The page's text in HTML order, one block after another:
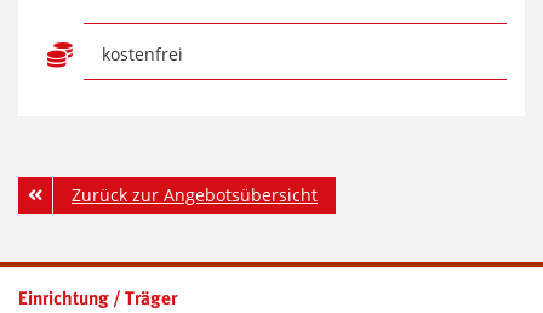
kostenfrei
Zurück zur Angebotsübersicht
Einrichtung / Träger